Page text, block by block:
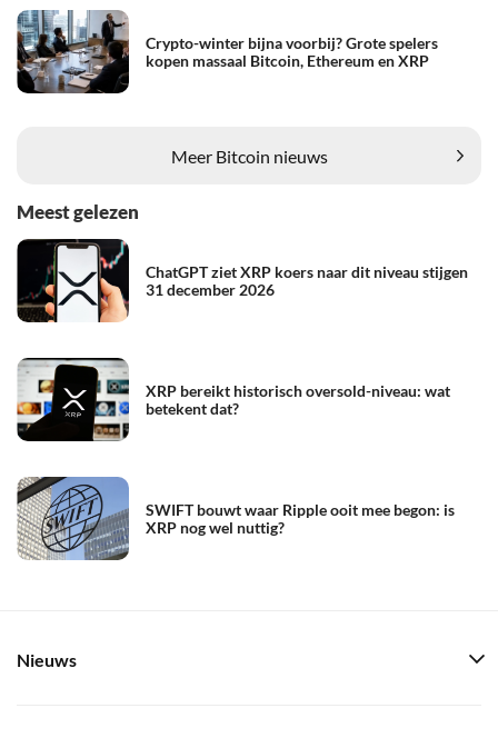
Crypto-winter bijna voorbij? Grote spelers
kopen massaal Bitcoin, Ethereum en XRP
Meer Bitcoin nieuws
Meest gelezen
ChatGPT ziet XRP koers naar dit niveau stijgen
31 december 2026
XRP bereikt historisch oversold-niveau: wat
betekent dat?
SWIFT bouwt waar Ripple ooit mee begon: is
XRP nog wel nuttig?
Nieuws